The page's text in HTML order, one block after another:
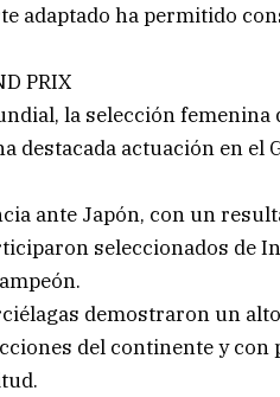
adaptado ha permitido
PRIX
la selección femenina
actuación en el
ante Japón, con un
seleccionados de
demostraron un
del continente y con